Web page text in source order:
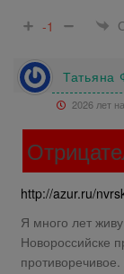
-1
Татьяна
2026 лет
http://azur.ru/
Я много лет
Новороссийске